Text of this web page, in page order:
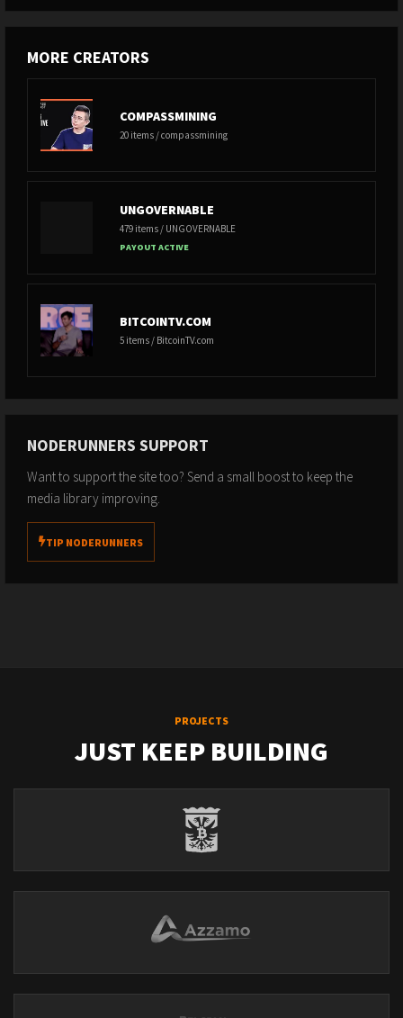
MORE CREATORS
COMPASSMINING
20 items / compassmining
UNGOVERNABLE
479 items / UNGOVERNABLE
PAYOUT ACTIVE
BITCOINTV.COM
5 items / BitcoinTV.com
NODERUNNERS SUPPORT
Want to support the site too? Send a small boost to keep the
media library improving.
TIP NODERUNNERS
PROJECTS
JUST KEEP BUILDING